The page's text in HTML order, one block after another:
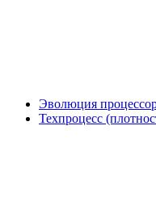
Эволюция
Техпроцесс